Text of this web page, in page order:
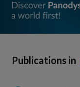
Publications in